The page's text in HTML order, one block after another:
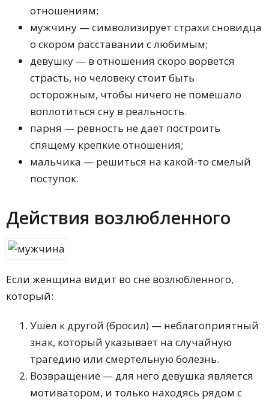
отношениям;
мужчину — символизирует страхи сновидца
о скором расставании с любимым;
девушку — в отношения скоро ворвется
страсть, но человеку стоит быть
осторожным, чтобы ничего не помешало
воплотиться сну в реальность.
парня — ревность не дает построить
спящему крепкие отношения;
мальчика — решиться на какой-то смелый
поступок.
Действия возлюбленного
Если женщина видит во сне возлюбленного,
который:
Ушел к другой (бросил) — неблагоприятный
знак, который указывает на случайную
трагедию или смертельную болезнь.
Возвращение — для него девушка является
мотиватором, и только находясь рядом с